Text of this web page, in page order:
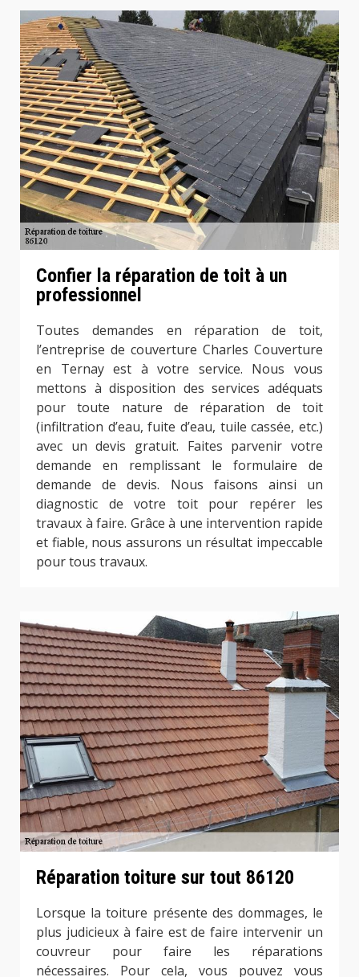
Confier la réparation de toit à un
professionnel
Toutes demandes en réparation de toit,
l’entreprise de couverture Charles Couverture
en Ternay est à votre service. Nous vous
mettons à disposition des services adéquats
pour toute nature de réparation de toit
(infiltration d’eau, fuite d’eau, tuile cassée, etc.)
avec un devis gratuit. Faites parvenir votre
demande en remplissant le formulaire de
demande de devis. Nous faisons ainsi un
diagnostic de votre toit pour repérer les
travaux à faire. Grâce à une intervention rapide
et fiable, nous assurons un résultat impeccable
pour tous travaux.
Réparation toiture sur tout 86120
Lorsque la toiture présente des dommages, le
plus judicieux à faire est de faire intervenir un
couvreur pour faire les réparations
nécessaires. Pour cela, vous pouvez vous